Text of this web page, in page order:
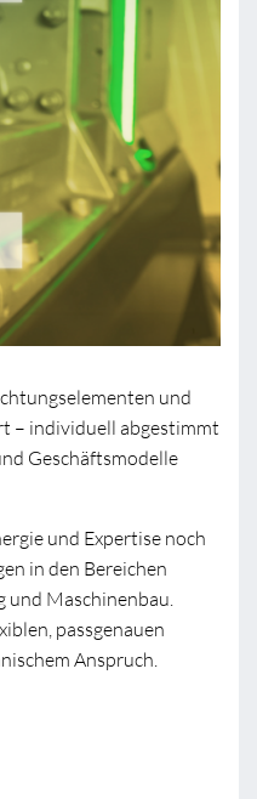
und
– individuell abgestimmt
Geschäftsmodelle
und Expertise noch
in den Bereichen
und Maschinenbau.
passgenauen
Anspruch.